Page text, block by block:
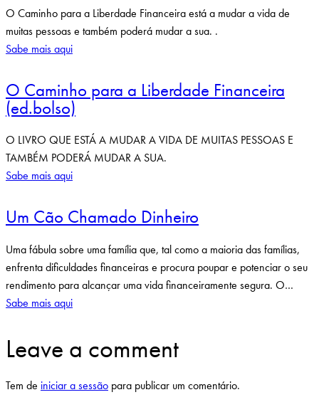
O Caminho para a Liberdade Financeira está a mudar a vida de
muitas pessoas e também poderá mudar a sua. .
Sabe mais aqui
O Caminho para a Liberdade Financeira
(ed.bolso)
O LIVRO QUE ESTÁ A MUDAR A VIDA DE MUITAS PESSOAS E
TAMBÉM PODERÁ MUDAR A SUA.
Sabe mais aqui
Um Cão Chamado Dinheiro
Uma fábula sobre uma família que, tal como a maioria das famílias,
enfrenta dificuldades financeiras e procura poupar e potenciar o seu
rendimento para alcançar uma vida financeiramente segura. O…
Sabe mais aqui
Leave a comment
Tem de iniciar a sessão para publicar um comentário.